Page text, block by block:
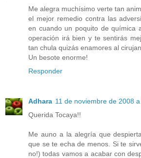
Me alegra muchísimo verte tan
el mejor remedio contra las
en cuando un poquito de química
operación irá bien y te sentirás
tan chula quizás enamores al
Un besote enorme!
Responder
Adhara 11 de noviembre de 2008
Querida Tocaya!!
Me auno a la alegría que
que se te echa de menos. Si te
no!) todas vamos a acabar con